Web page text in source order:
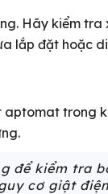
Hãy kiểm
lắp đặt hoặc
trong
để kiểm tra
cơ giật